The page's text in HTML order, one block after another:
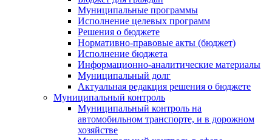
Муниципальные программы
Исполнение целевых программ
Решения о бюджете
Нормативно-правовые акты (бюджет)
Исполнение бюджета
Информационно-аналитические материалы
Муниципальный долг
Актуальная редакция решения о бюджете
Муниципальный контроль
Муниципальный контроль на
автомобильном транспорте, и в дорожном
хозяйстве